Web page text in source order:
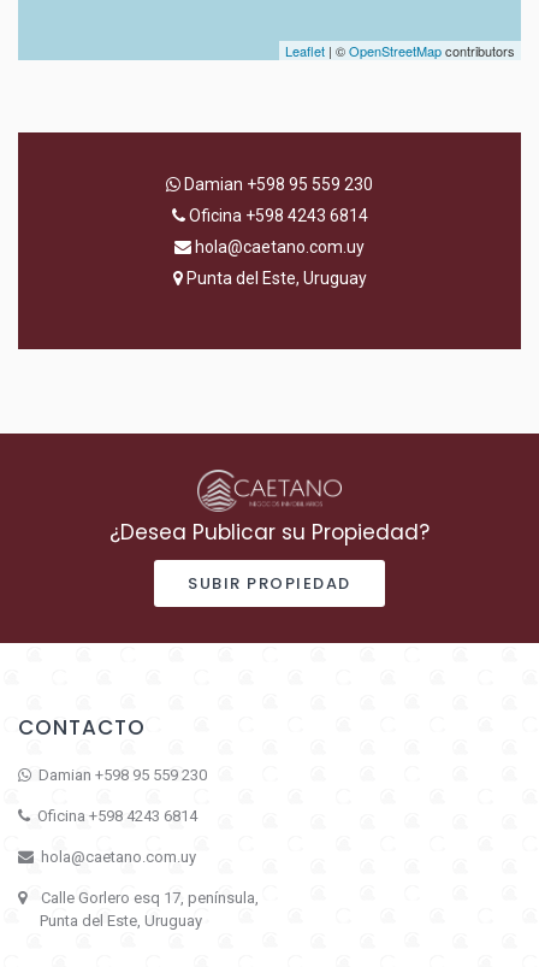
Leaflet | ©OpenStreetMapcontributors
Damian +598 95 559 230
Oficina +598 4243 6814
hola@caetano.com.uy
Punta del Este, Uruguay
¿Desea Publicar su Propiedad?
SUBIR PROPIEDAD
CONTACTO
Damian +598 95 559 230
Oficina +598 4243 6814
hola@caetano.com.uy
Calle Gorlero esq 17, península,
Punta del Este, Uruguay